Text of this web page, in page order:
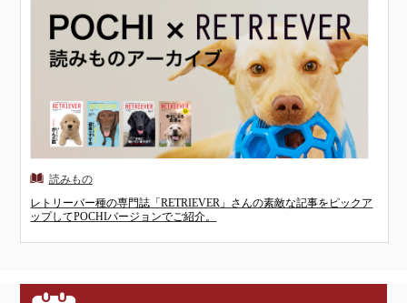
レトリーバー種の専門誌「RETRIEVER」さんの素敵な記事をピックア
ップしてPOCHIバージョンでご紹介。